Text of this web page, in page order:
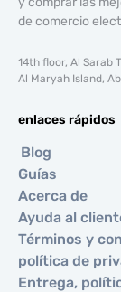
de comercio
14th floor, Al Sarab
Al Maryah Island,
enlaces rápidos
Blog
Guías
Acerca de
Ayuda al
Términos y
política de
Entrega,